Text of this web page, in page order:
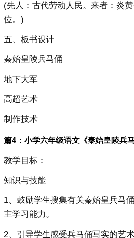
(先人：古代劳动人民。来者：炎
位。)
五、板书设计
秦始皇陵兵马俑
地下大军
高超艺术
制作技术
篇4：小学六年级语文《秦始皇陵兵
教学目标：
知识与技能
1、鼓励学生搜集有关秦始皇兵马
主学习能力。
2、引导学生感受兵马俑写实的艺